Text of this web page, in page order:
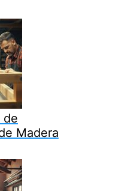
de
Madera